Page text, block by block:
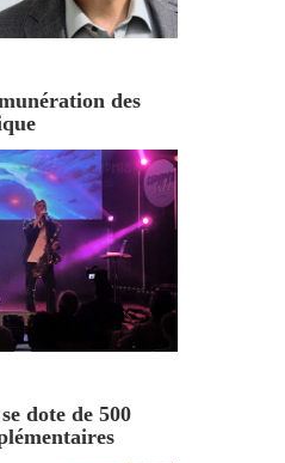
des
dote de 500